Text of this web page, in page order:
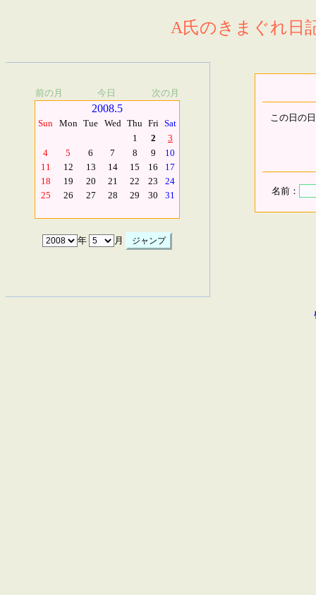
A氏のきまぐれ日
前の月 今日 次の月
2008.5
Sun Mon Tue Wed Thu Fri Sat
1
2
3
4
5 6 7 8 9
10
11
12 13 14 15 16
17
18
19 20 21 22 23
24
25
26 27 28 29 30 31
年 月
この日の
名前：